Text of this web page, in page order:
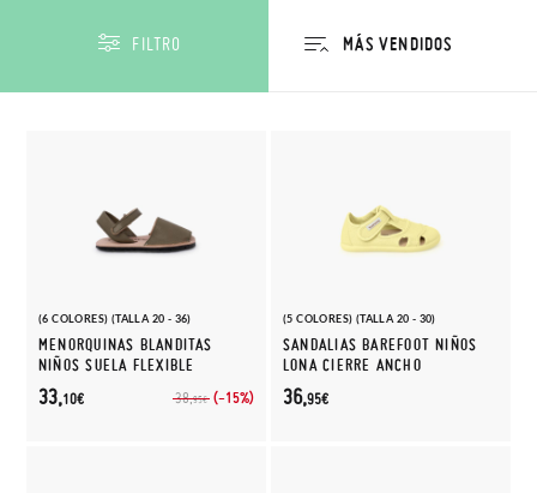
FILTRO
(6 COLORES) (TALLA 20 - 36)
MENORQUINAS BLANDITAS
NIÑOS SUELA FLEXIBLE
38,95€ (-15%)
33,10€
(5 COLORES) (TALLA 20 - 30)
SANDALIAS BAREFOOT NIÑOS
LONA CIERRE ANCHO
36,95€